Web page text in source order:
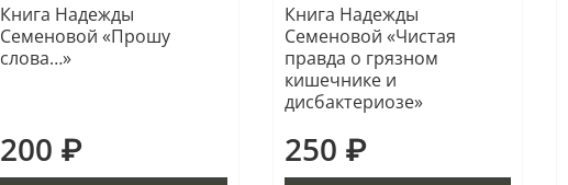
Книга Надежды
Семеновой «Прошу
слова…»
200 ₽
Книга Надежды
Семеновой «Чистая
правда о грязном
кишечнике и
дисбактериозе»
250 ₽